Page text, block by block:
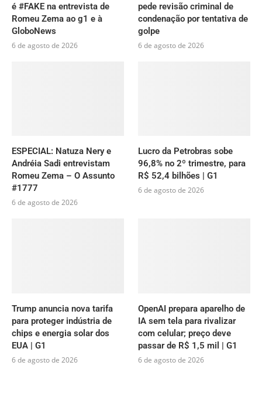
é #FAKE na entrevista de
Romeu Zema ao g1 e à
GloboNews
6 de agosto de 2026
pede revisão criminal de
condenação por tentativa de
golpe
6 de agosto de 2026
ESPECIAL: Natuza Nery e
Andréia Sadi entrevistam
Romeu Zema – O Assunto
#1777
6 de agosto de 2026
Lucro da Petrobras sobe
96,8% no 2º trimestre, para
R$ 52,4 bilhões | G1
6 de agosto de 2026
Trump anuncia nova tarifa
para proteger indústria de
chips e energia solar dos
EUA | G1
6 de agosto de 2026
OpenAI prepara aparelho de
IA sem tela para rivalizar
com celular; preço deve
passar de R$ 1,5 mil | G1
6 de agosto de 2026